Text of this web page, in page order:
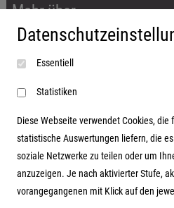
Mehr über...
Impressum
AGB
Datenschutzerklärung
Adresse
Hutter Trade GmbH + Co KG
Essentiell
Statistiken
Diese Webseite verwendet Cookies,
statistische Auswertungen liefern, die
soziale Netzwerke zu teilen oder um
anzuzeigen. Je nach aktivierter Stufe,
vorangegangenen mit Klick auf den